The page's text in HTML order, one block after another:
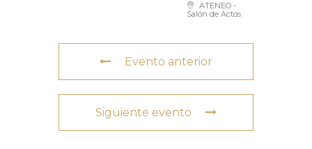
ATENEO -
Salón de Actos
Evento anterior
Siguiente evento